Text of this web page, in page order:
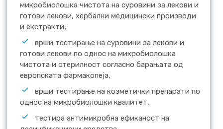
микробиолошка чистота на суровини за лекови и
готови лекови, хербални медицински производи
и екстракти;
врши тестирање на суровини за лекови и
готови лекови по однос на микробиолошка
чистота и стерилност согласно барањата од
европската фармакопеја,
врши тестирање на козметички препарати по
однос на микробиолошки квалитет,
тестира антимикробна ефиканост на